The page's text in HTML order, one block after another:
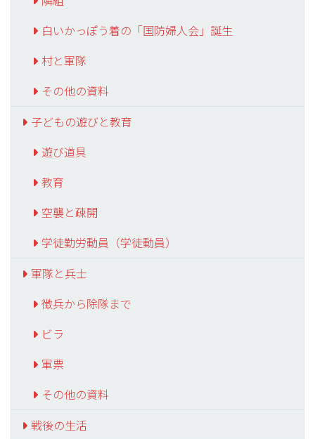
白いかっぽう着の「国防婦人会」誕生
村と軍隊
その他の資料
子どもの遊びと教育
遊び道具
教育
空襲と疎開
学徒勤労動員（学徒動員）
軍隊と兵士
徴兵から除隊まで
ビラ
軍票
その他の資料
戦後の生活